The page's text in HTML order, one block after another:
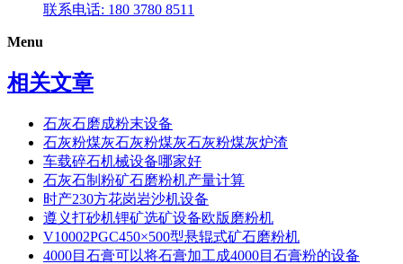
联系电话: 180 3780 8511
Menu
相关文章
石灰石磨成粉末设备
石灰粉煤灰石灰粉煤灰石灰粉煤灰炉渣
车载碎石机械设备哪家好
石灰石制粉矿石磨粉机产量计算
时产230方花岗岩沙机设备
遵义打砂机锂矿选矿设备欧版磨粉机
V10002PGC450×500型悬辊式矿石磨粉机
4000目石膏可以将石膏加工成4000目石膏粉的设备